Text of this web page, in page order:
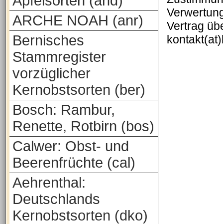
ARCHE NOAH (anr)
Bernisches
Stammregister
vorzüglicher
Kernobstsorten (ber)
Bosch: Rambur,
Renette, Rotbirn (bos)
Calwer: Obst- und
Beerenfrüchte (cal)
Aehrenthal:
Deutschlands
Kernobstsorten (dko)
Vertrag